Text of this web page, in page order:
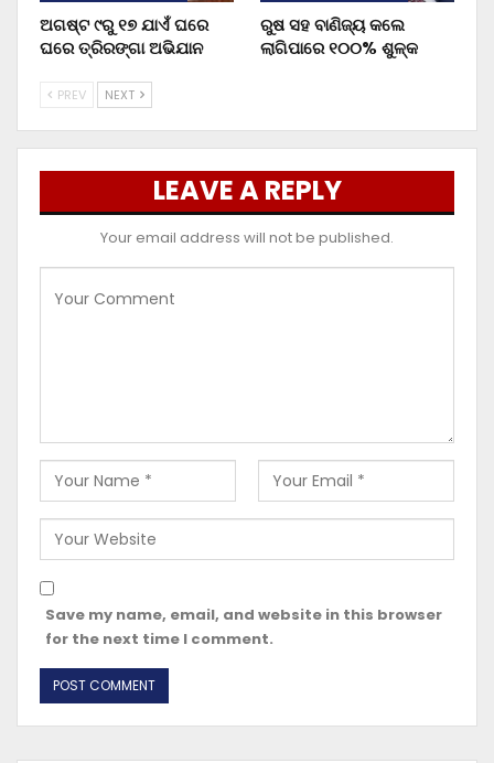
ଅଗଷ୍ଟ ୯ରୁ ୧୭ ଯାଏଁ ଘରେ
ଘରେ ତ୍ରିରଙ୍ଗା ଅଭିଯାନ
ରୁଷ ସହ ବାଣିଜ୍ୟ କଲେ
ଲାଗିପାରେ ୧୦୦% ଶୁଳ୍କ
PREV NEXT
LEAVE A REPLY
Your email address will not be published.
Save my name, email, and website in this browser
for the next time I comment.